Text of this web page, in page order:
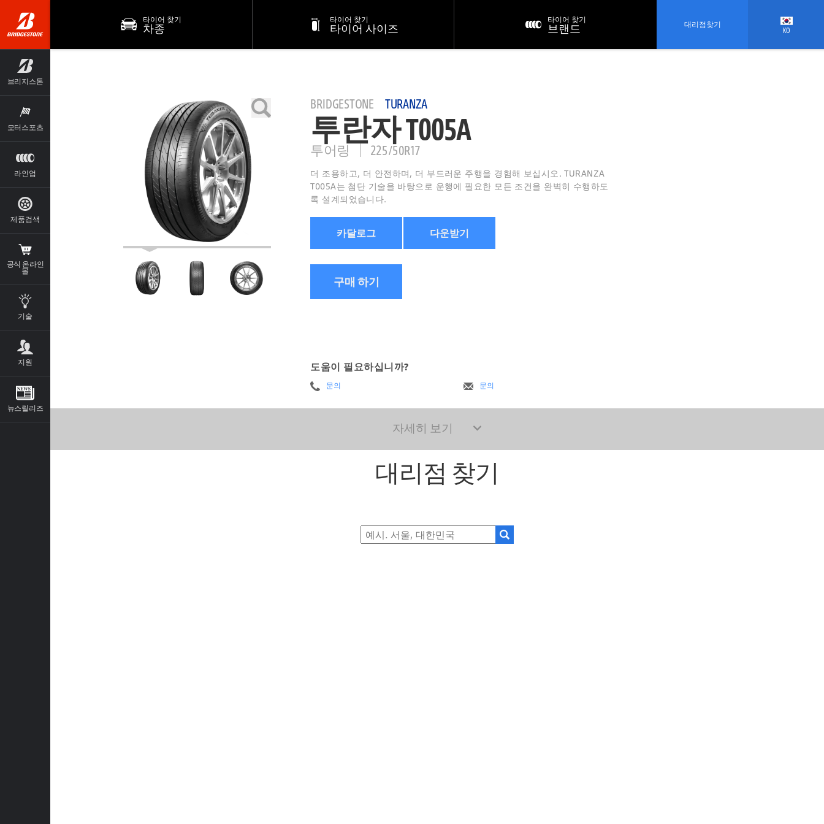
브리지스톤
모터스포츠
라인업
제품검색
공식 온라인
몰
기술
지원
뉴스릴리즈
타이어 찾기
차종
타이어 찾기
타이어 사이즈
타이어 찾기
브랜드 대리점찾기
KO
BRIDGESTONE TURANZA
투란자 T005A
투어링 225/50R17
더 조용하고, 더 안전하며, 더 부드러운 주행을 경험해 보십시오. TURANZA
T005A는 첨단 기술을 바탕으로 운행에 필요한 모든 조건을 완벽히 수행하도
록 설계되었습니다.
카달로그 다운받기
구매 하기
도움이 필요하십니까?
문의 문의
자세히 보기
대리점 찾기